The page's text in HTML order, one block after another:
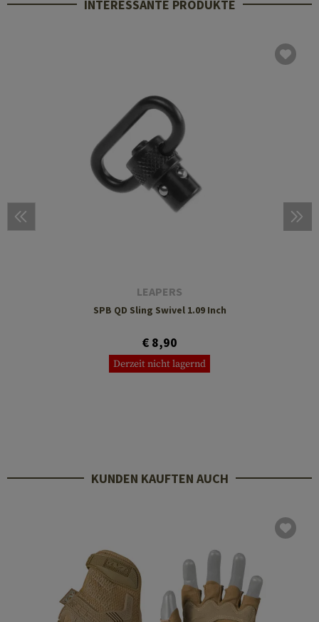
INTERESSANTE PRODUKTE
LEAPERS
SPB QD Sling Swivel 1.09 Inch
€ 8,90
Derzeit nicht lagernd
KUNDEN KAUFTEN AUCH